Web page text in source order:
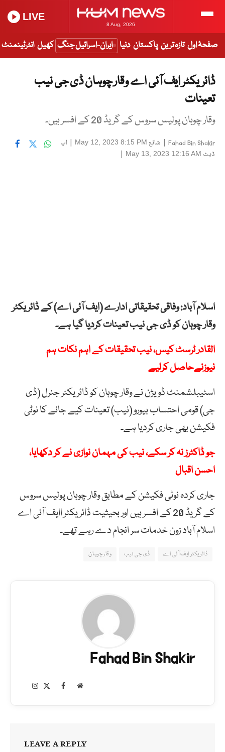
8 Aug, 2026
LIVE
صفحۂ اول تازہ ترین پاکستان دنیا ایران-اسرائیل جنگ کھیل انٹرٹینمنٹ
ڈائریکٹر ایف آئی اے وقار چوہان ڈی جی نیب
تعینات
وقار چوہان پولیس سروس کے گریڈ 20 کے افسر ہیں۔
Fahad Bin Shakir
| شائع May 12, 2023 8:15 PM
| اپ
ڈیٹ May 13, 2023 12:16 AM
|
اسلام آباد: وفاقی تحقیقاتی ادارے (ایف آئی اے) کے ڈائریکٹر
وقار چوہان کو ڈی جی نیب تعینات کردیا گیا ہے۔
القادر ٹرسٹ کیس، نیب تحقیقات کے اہم نکات ہم
نیوزنےحاصل کرلیے
اسٹیبلشمنٹ ڈویژن نے وقار چوہان کو ڈائریکٹر جنرل (ڈی
جی) قومی احتساب بیورو (نیب) تعینات کیے جانے کا نوٹی
فکیشن بھی جاری کردیا ہے۔
جو ڈاکٹرز نہ کر سکے، نیب کی مہمان نوازی نے کر دکھایا،
احسن اقبال
جاری کردہ نوٹی فکیشن کے مطابق وقار چوہان پولیس سروس
کے گریڈ 20 کے افسر ہیں اور بحیثیت ڈائریکٹر اایف آئی اے
اسلام آباد زون خدمات سر انجام دے رہے تھے۔
ڈائریکٹر ایف آئی اے ڈی جی نیب وقار چوہان
Fahad Bin Shakir
Website
Facebook
Instagram
LEAVE A REPLY